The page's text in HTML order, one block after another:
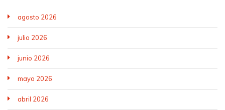
agosto 2026
julio 2026
junio 2026
mayo 2026
abril 2026